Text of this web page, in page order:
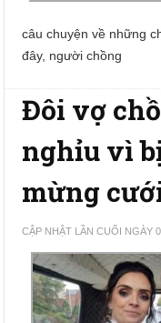
câu chuyện về những
đây, người chồng
Đôi vợ
nghỉu vì
mừng
CẬP NHẬT LẦN CUỐI NGÀY